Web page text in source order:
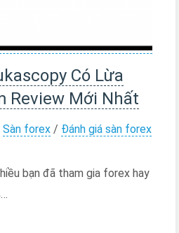
Có Lừa
Review Mới Nhất
Sàn forex / Đánh giá sàn forex
bạn đã tham gia forex hay